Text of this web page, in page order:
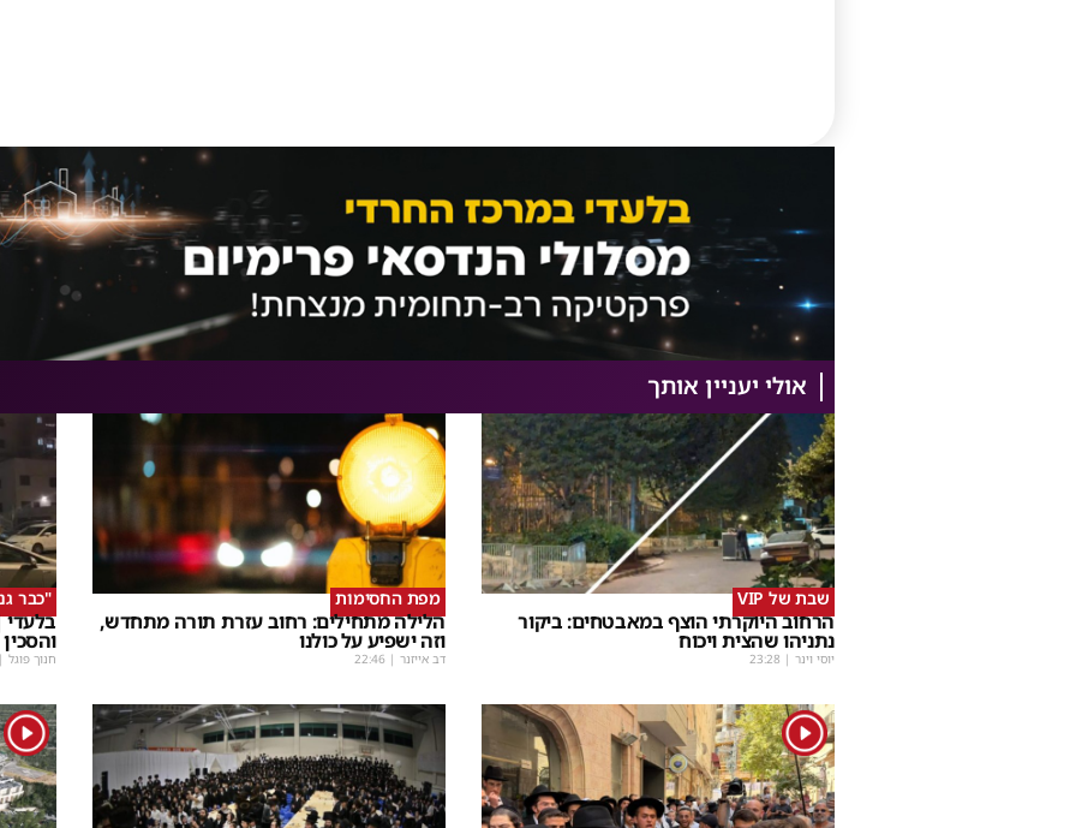
אולי יעניין אותך
שבת של VIP
הרחוב היוקרתי הוצף במאבטחים: ביקור
נתניהו שהצית ויכוח
יוסי וינר |
23:28
מפת החסימות
הלילה מתחילים: רחוב עזרת תורה מתחדש,
וזה ישפיע על כולנו
דב אייזנר |
22:46
"כבר
חנוך פוגל |
1
1